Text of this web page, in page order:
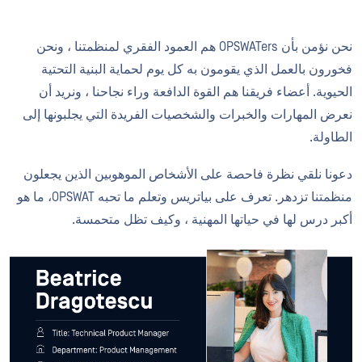
نحن نؤمن بأن OPSWATers هم العمود الفقري لمنظمتنا ، ونحن
فخورون بالعمل الذي يقومون به كل يوم لحماية البنية التحتية
الحيوية. أعضاء فريقنا هم القوة الدافعة وراء نجاحنا ، ونريد أن
نعرض المهارات والخبرات والشخصيات الفريدة التي يجلبونها إلى
الطاولة.
دعونا نلقي نظرة فاحصة على الأشخاص الموهوبين الذين يجعلون
منظمتنا تزدهر. تعرف على بياتريس وتعلم ما تحبه OPSWAT، ما هو
أكبر درس لها في حياتها المهنية ، وكيف تظل متحمسة.